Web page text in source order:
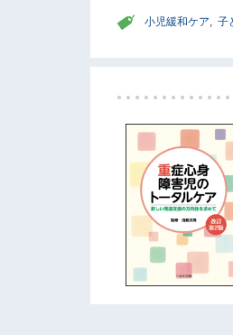
小児緩和ケア 子